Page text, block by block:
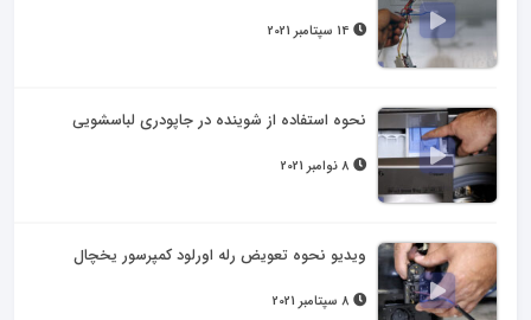
نحوه استفاده از شوینده در جاپودری لباسشویی
ویدیو نحوه تعویض رله اورلود کمپرسور یخچال